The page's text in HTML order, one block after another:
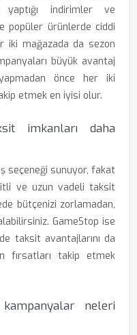
yaptığı indirimler ve
popüler ürünlerde ciddi
iki mağazada da sezon
büyük avantaj
önce her iki
etmek en iyisi olur.
imkanları daha
seçeneği sunuyor, fakat
ve uzun vadeli taksit
bütçenizi zorlamadan,
GameStop ise
taksit avantajlarını da
fırsatları takip etmek
neleri